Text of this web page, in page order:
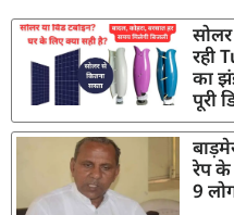
रही
का
पूरी
रेप के
9